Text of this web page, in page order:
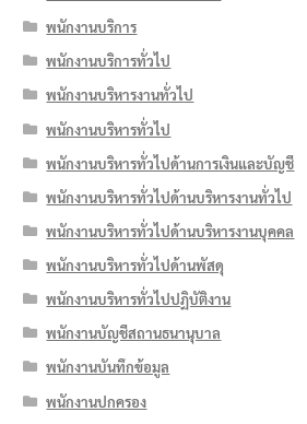
พนักงานบริการ
พนักงานบริการทั่วไป
พนักงานบริหารงานทั่วไป
พนักงานบริหารทั่วไป
พนักงานบริหารทั่วไปด้านการเงินและบัญชี
พนักงานบริหารทั่วไปด้านบริหารงานทั่วไป
พนักงานบริหารทั่วไปด้านบริหารงานบุคคล
พนักงานบริหารทั่วไปด้านพัสดุ
พนักงานบริหารทั่วไปปฏิบัติงาน
พนักงานบัญชีสถานธนานุบาล
พนักงานบันทึกข้อมูล
พนักงานปกครอง